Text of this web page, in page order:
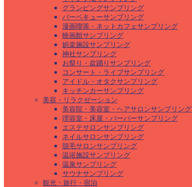
グランピングサンプリング
バーベキューサンプリング
漫画喫茶・ネットカフェサンプリング
映画館サンプリング
娯楽施設サンプリング
神社サンプリング
お祭り・盆踊りサンプリング
コンサート・ライブサンプリング
アイドル・オタクサンプリング
キッチンカーサンプリング
美容・リラクゼーション
美容院・美容室・ヘアサロンサンプリング
理容室・床屋・バーバーサンプリング
エステサロンサンプリング
ネイルサロンサンプリング
脱毛サロンサンプリング
温浴施設サンプリング
温泉サンプリング
サウナサンプリング
観光・旅行・宿泊